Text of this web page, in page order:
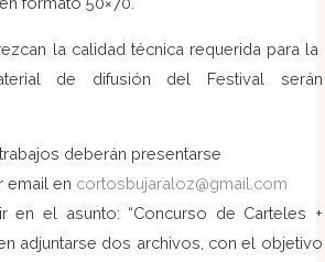
la calidad técnica requerida para la
de difusión del Festival serán
trabajos deberán presentarse
email en cortosbujaraloz@gmail.com
en el asunto: “Concurso de Carteles +
adjuntarse dos archivos, con el objetivo